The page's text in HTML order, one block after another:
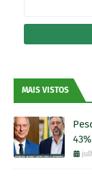
MAIS VISTOS